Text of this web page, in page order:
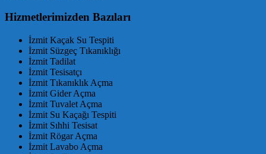
Hizmetlerimizden Bazıları
İzmit Kaçak Su Tespiti
İzmit Süzgeç Tıkanıklığı
İzmit Tadilat
İzmit Tesisatçı
İzmit Tıkanıklık Açma
İzmit Gider Açma
İzmit Tuvalet Açma
İzmit Su Kaçağı Tespiti
İzmit Sıhhi Tesisat
İzmit Rögar Açma
İzmit Lavabo Açma